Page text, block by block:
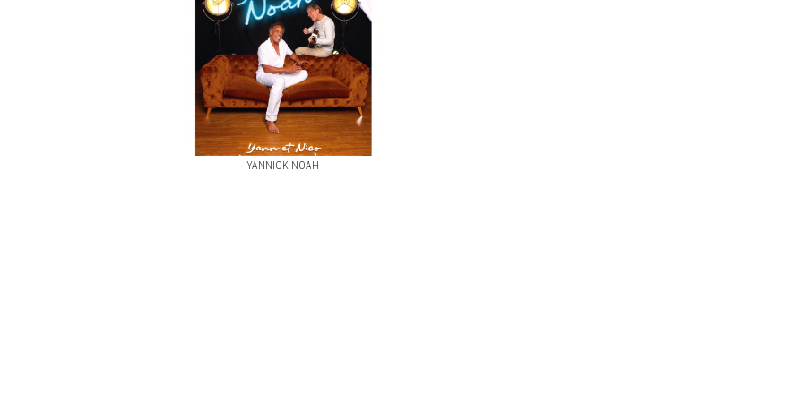
YANNICK NOAH